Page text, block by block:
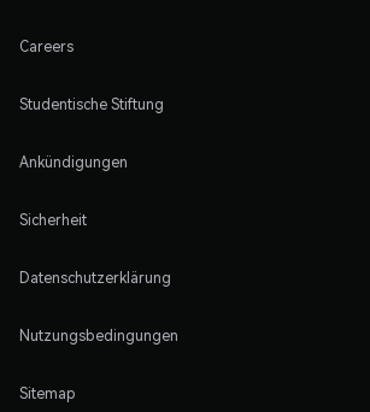
Careers
Studentische Stiftung
Ankündigungen
Sicherheit
Datenschutzerklärung
Nutzungsbedingungen
Sitemap